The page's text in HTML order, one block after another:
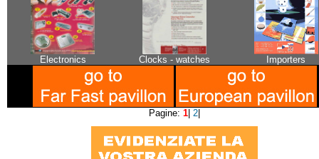
Electronics Clocks - watches Importers
Pagine: 1 2